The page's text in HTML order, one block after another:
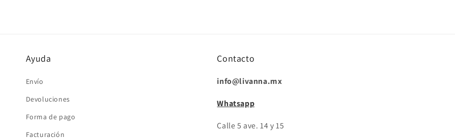
Ayuda
Envío
Devoluciones
Forma de pago
Facturación
Contacto
info@livanna.mx
Whatsapp
Calle 5 ave. 14 y 15